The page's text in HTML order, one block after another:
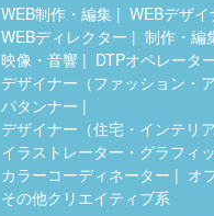
WEB制作・編集
WEBデザイ
WEBディレクター
制作・編
映像・音響
DTPオペレータ
デザイナー（ファッション・
パタンナー
デザイナー（住宅・インテリア
イラストレーター・グラフィ
カラーコーディネーター
オ
その他クリエイティブ系